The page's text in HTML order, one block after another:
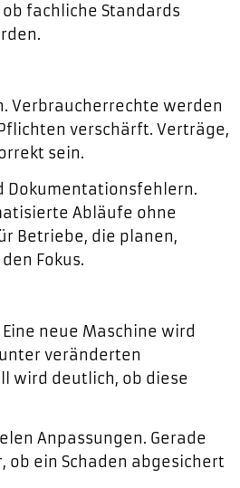
fachliche Standards
Verbraucherrechte werden
verschärft. Verträge,
sein.
Dokumentationsfehlern.
Abläufe ohne
Betriebe, die planen,
Fokus.
neue Maschine wird
veränderten
wird deutlich, ob diese
Anpassungen. Gerade
ein Schaden abgesichert